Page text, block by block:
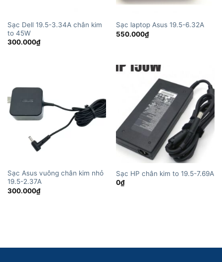
Sạc Dell 19.5-3.34A chân kim
to 45W
300.000₫
Sạc laptop Asus 19.5-6.32A
550.000₫
Sạc Asus vuông chân kim nhỏ
19.5-2.37A
300.000₫
Sạc HP chân kim to 19.5-7.69A
0₫